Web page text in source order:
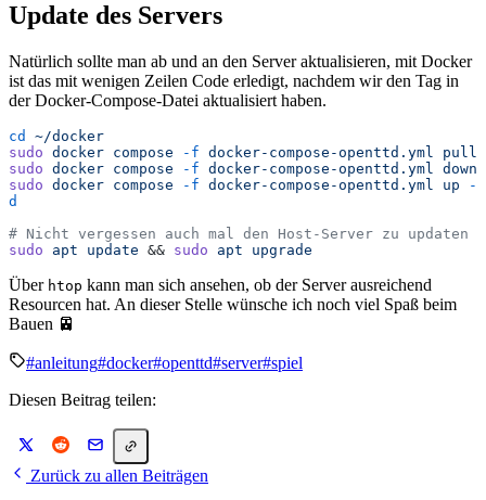
Update des Servers
Natürlich sollte man ab und an den Server aktualisieren, mit Docker
ist das mit wenigen Zeilen Code erledigt, nachdem wir den Tag in
der Docker-Compose-Datei aktualisiert haben.
cd
~/docker
sudo docker compose -f docker-compose-openttd.yml
pull
sudo docker compose -f docker-compose-openttd.yml
down
sudo docker compose -f docker-compose-openttd.yml up -
d
# Nicht vergessen auch mal den Host-Server zu updaten
sudo apt update && sudo apt upgrade
Über htop kann man sich ansehen, ob der Server ausreichend
Resourcen hat. An dieser Stelle wünsche ich noch viel Spaß beim
Bauen 🚈
#anleitung#docker#openttd#server#spiel
Diesen Beitrag teilen:
Zurück zu allen Beiträgen